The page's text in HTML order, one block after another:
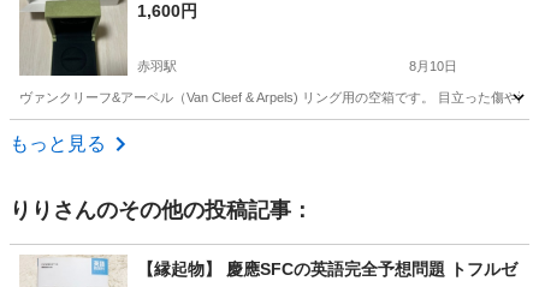
1,600円
赤羽駅 8月10日
ヴァンクリーフ&アーペル（Van Cleef & Arpels) リング用の空箱です。 目立った傷や
東京 北区
もっと見る
りり さんのその他の投稿記事：
【縁起物】 慶應SFCの英語完全予想問題 トフルゼ